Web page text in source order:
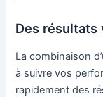
Des résultats
La combinaison
à suivre vos
rapidement des